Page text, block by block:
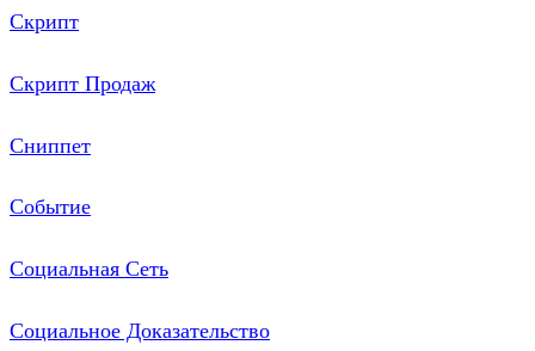
Скрипт
Скрипт Продаж
Сниппет
Событие
Социальная Сеть
Социальное Доказательство